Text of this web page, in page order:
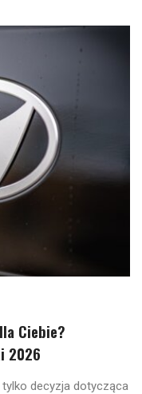
Ciebie?
2026
decyzja dotycząca